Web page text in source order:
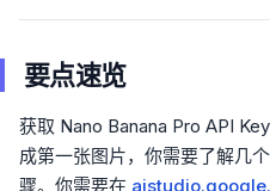
要点速览
获取 Nano Banana Pro API
成第一张图片，你需要了解几
骤。你需要在